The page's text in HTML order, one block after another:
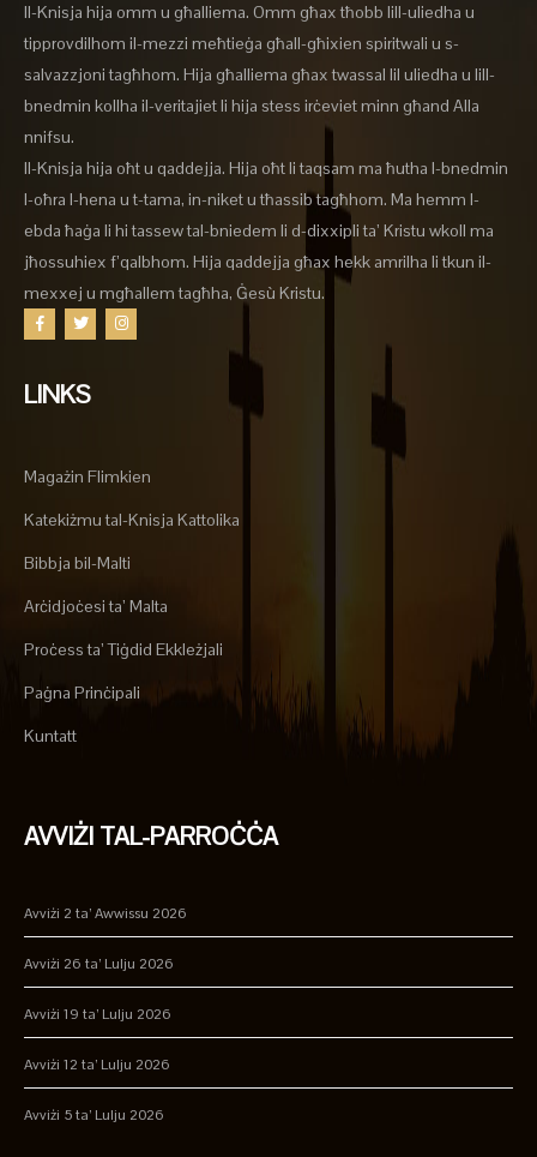
Il-Knisja hija omm u għalliema. Omm għax tħobb lill-uliedha u
tipprovdilhom il-mezzi meħtieġa għall-għixien spiritwali u s-
salvazzjoni tagħhom. Hija għalliema għax twassal lil uliedha u lill-
bnedmin kollha il-veritajiet li hija stess irċeviet minn għand Alla
nnifsu.
Il-Knisja hija oħt u qaddejja. Hija oħt li taqsam ma ħutha l-bnedmin
l-oħra l-hena u t-tama, in-niket u tħassib tagħhom. Ma hemm l-
ebda ħaġa li hi tassew tal-bniedem li d-dixxipli ta’ Kristu wkoll ma
jħossuhiex f’qalbhom. Hija qaddejja għax hekk amrilha li tkun il-
mexxej u mgħallem tagħha, Ġesù Kristu.
LINKS
Magażin Flimkien
Katekiżmu tal-Knisja Kattolika
Bibbja bil-Malti
Arċidjoċesi ta’ Malta
Proċess ta’ Tiġdid Ekkleżjali
Paġna Prinċipali
Kuntatt
AVVIŻI TAL-PARROĊĊA
Avviżi 2 ta’ Awwissu 2026
Avviżi 26 ta’ Lulju 2026
Avviżi 19 ta’ Lulju 2026
Avviżi 12 ta’ Lulju 2026
Avviżi 5 ta’ Lulju 2026